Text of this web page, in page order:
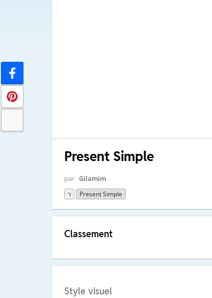
Present Simple
par Gilamim
ו׳ Present Simple
Classement
Style visuel